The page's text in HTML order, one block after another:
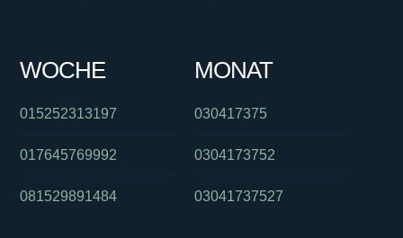
WOCHE
015252313197
017645769992
081529891484
MONAT
030417375
0304173752
03041737527